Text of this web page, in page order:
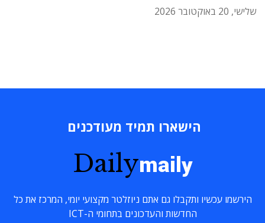
שלישי, 20 באוקטובר 2026
הישארו תמיד מעודכנים
Dailymaily
הירשמו עכשיו ותקבלו גם אתם ניוזלטר מקצועי יומי, המרכז את כל
החדשות והעדכונים בתחומי ה-ICT